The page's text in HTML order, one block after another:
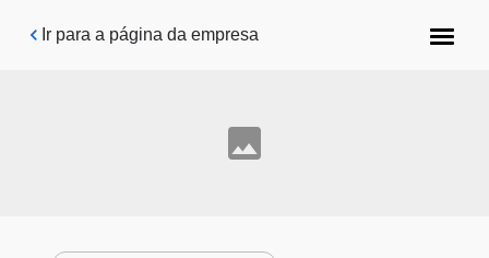
Pular para o conteúdo principal
Ir para a página da empresa